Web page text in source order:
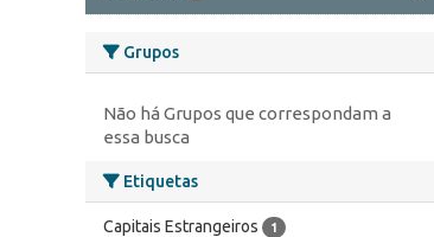
Grupos
Não há Grupos que correspondam a
essa busca
Etiquetas
Capitais Estrangeiros 1